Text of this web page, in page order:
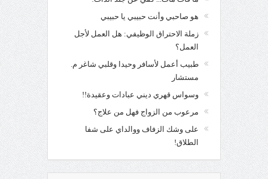
هو صاحبي وأنت حبيبي يا حبيبي
زملة الاحتراق الوظيفي: هل العمل لأجل
العمل؟
طبيب أعمل لأسافر وحيدا وقلبي شاغر م.
مستشار
وسواس قهري ديني عبادات وعقيدة!!
مرعوب من الزواج فهل من علاج؟
على وشك الزفاف ووالداي على شفا
الطلاق!